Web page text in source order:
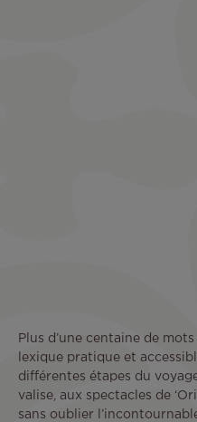
Plus d’une centaine de
lexique pratique et
différentes étapes du
valise, aux spectacles de
sans oublier